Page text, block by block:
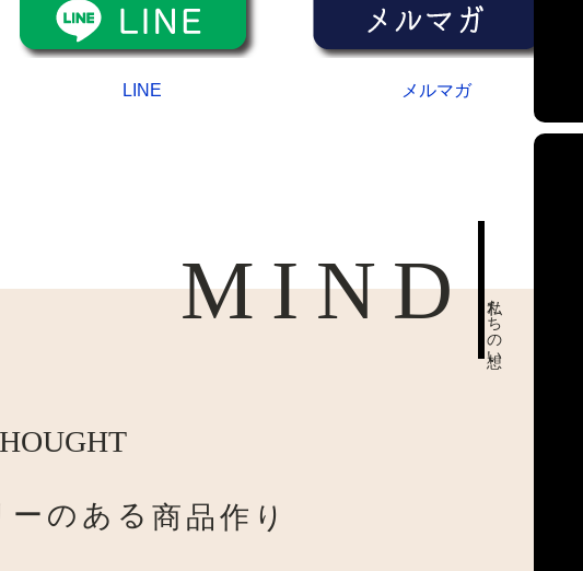
LINE メルマガ
MIND 私たちの想い
ーのある商品作り